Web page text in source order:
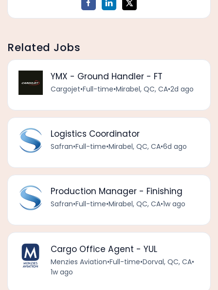
Related Jobs
YMX - Ground Handler - FT
Cargojet•Full-time•Mirabel, QC, CA•2d ago
Logistics Coordinator
Safran•Full-time•Mirabel, QC, CA•6d ago
Production Manager - Finishing
Safran•Full-time•Mirabel, QC, CA•1w ago
Cargo Office Agent - YUL
Menzies Aviation•Full-time•Dorval, QC, CA•
1w ago